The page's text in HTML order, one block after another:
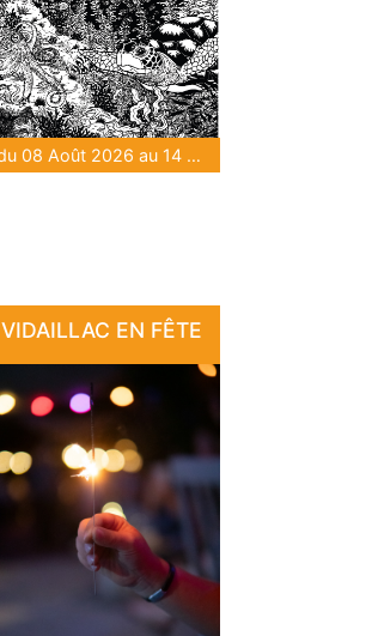
du 08 Août 2026 au 14 Août 2026
VIDAILLAC EN FÊTE